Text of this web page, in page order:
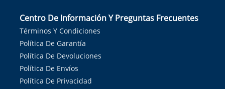
Centro De Información Y Preguntas Frecuentes
Términos Y Condiciones
Política De Garantía
Política De Devoluciones
Política De Envíos
Política De Privacidad